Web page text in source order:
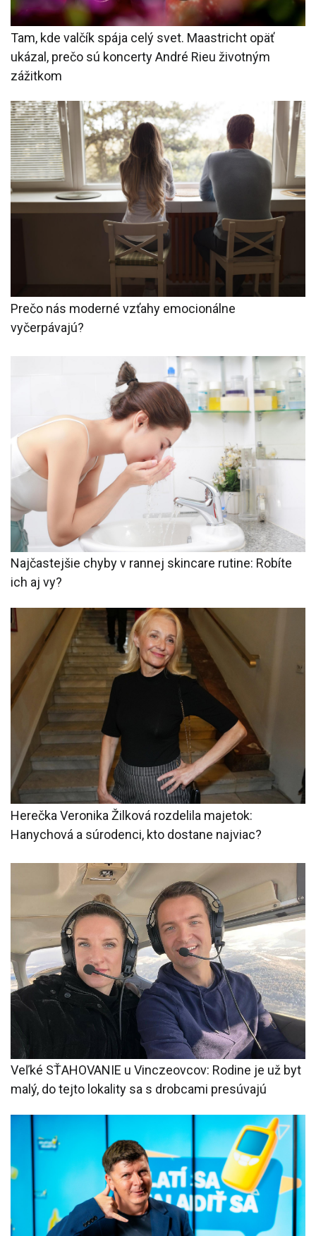
Tam, kde valčík spája celý svet. Maastricht opäť
ukázal, prečo sú koncerty André Rieu životným
zážitkom
Prečo nás moderné vzťahy emocionálne
vyčerpávajú?
Najčastejšie chyby v rannej skincare rutine: Robíte
ich aj vy?
Herečka Veronika Žilková rozdelila majetok:
Hanychová a súrodenci, kto dostane najviac?
Veľké SŤAHOVANIE u Vinczeovcov: Rodine je už byt
malý, do tejto lokality sa s drobcami presúvajú